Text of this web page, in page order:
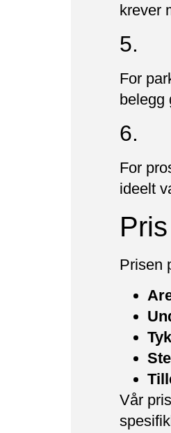
krever
5.
For
belegg
6.
For
ideelt
Prisen
Vår